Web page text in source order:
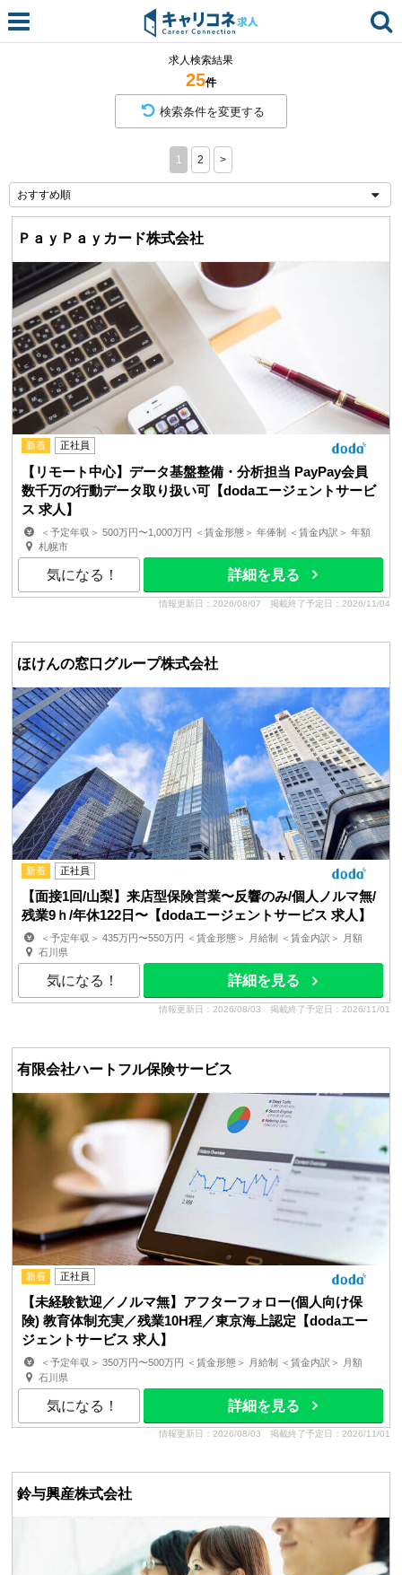
求人検索結果
25件
検索条件を変更する
1 2 >
ＰａｙＰａｙカード株式会社
新着 正社員
【リモート中心】データ基盤整備・分析担当 PayPay会員
数千万の行動データ取り扱い可【dodaエージェントサービ
ス 求人】
＜予定年収＞ 500万円〜1,000万円 ＜賃金形態＞ 年俸制 ＜賃金内訳＞ 年額
（基本給）：5,000,000円〜10,000,000円 ...
札幌市
気になる！ 詳細を見る
情報更新日：2026/08/07 掲載終了予定日：2026/11/04
ほけんの窓口グループ株式会社
新着 正社員
【面接1回/山梨】来店型保険営業〜反響のみ/個人ノルマ無/
残業9ｈ/年休122日〜【dodaエージェントサービス 求人】
＜予定年収＞ 435万円〜550万円 ＜賃金形態＞ 月給制 ＜賃金内訳＞ 月額
（基本給）：280,000円〜368,000円 その他固定手当...
石川県
気になる！ 詳細を見る
情報更新日：2026/08/03 掲載終了予定日：2026/11/01
有限会社ハートフル保険サービス
新着 正社員
【未経験歓迎／ノルマ無】アフターフォロー(個人向け保
険) 教育体制充実／残業10H程／東京海上認定【dodaエー
ジェントサービス 求人】
＜予定年収＞ 350万円〜500万円 ＜賃金形態＞ 月給制 ＜賃金内訳＞ 月額
（基本給）：240,000円〜320,000円 固定残業手当/...
石川県
気になる！ 詳細を見る
情報更新日：2026/08/03 掲載終了予定日：2026/11/01
鈴与興産株式会社